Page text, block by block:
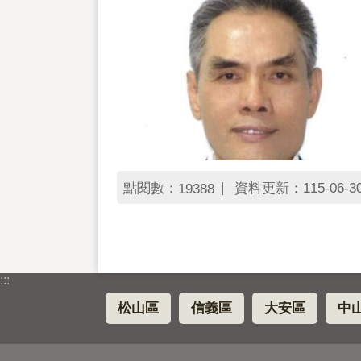
點閱數： 19388 資料更新：115-06-
:::
松山區 信義區 大安區 中